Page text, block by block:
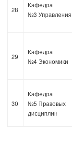
28
Кафедра
№3 Управления
29
Кафедра
№4 Экономики
30
Кафедра
№5 Правовых
дисциплин